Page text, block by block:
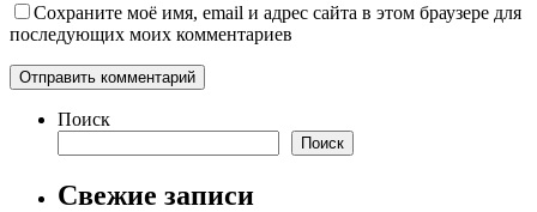
Сохраните моё имя, email и адрес сайта в этом браузере для
последующих моих комментариев
Поиск
Поиск
Свежие записи